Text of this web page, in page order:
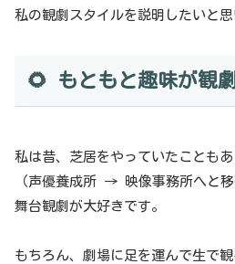
私の観劇スタイルを説明したいと思
🌻 もともと趣味が観
私は昔、芝居をやっていたこともあ
（声優養成所 → 映像事務所へと移
舞台観劇が大好きです。
もちろん、劇場に足を運んで生で観